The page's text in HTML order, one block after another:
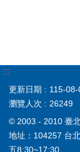
:::
更新日期
115-08-
瀏覽人次
26249
© 2003 - 2010 臺
地址：104257 台
五8:30~17:30